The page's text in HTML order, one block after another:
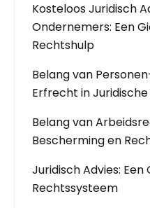
Kosteloos Juridisch
Ondernemers: Een
Rechtshulp
Belang van
Erfrecht in
Belang van
Bescherming en
Juridisch Advies:
Rechtssysteem